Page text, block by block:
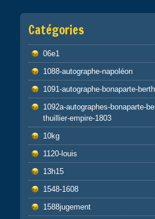
Catégories
06e1
1088-autographe-napoléon
1091-autographe-bonaparte-
1092a-autographes-bonaparte-
thuillier-empire-1803
10kg
1120-louis
13h15
1548-1608
1588jugement